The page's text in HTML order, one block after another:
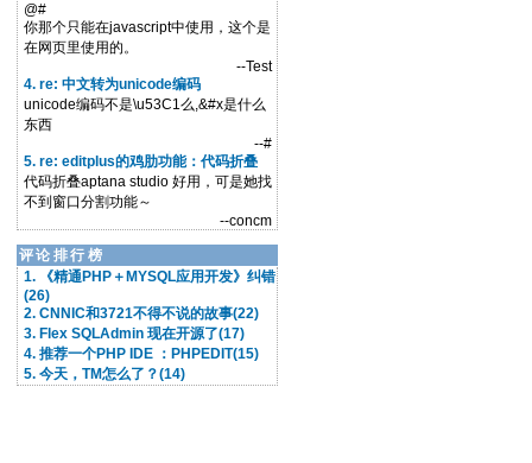
@#
你那个只能在javascript中使用，这个是
在网页里使用的。
--Test
4. re: 中文转为unicode编码
unicode编码不是\u53C1么,&#x是什么
东西
--#
5. re: editplus的鸡肋功能：代码折叠
代码折叠aptana studio 好用，可是她找
不到窗口分割功能～
--concm
评论排行榜
1. 《精通PHP＋MYSQL应用开发》纠错
(26)
2. CNNIC和3721不得不说的故事(22)
3. Flex SQLAdmin 现在开源了(17)
4. 推荐一个PHP IDE ：PHPEDIT(15)
5. 今天，TM怎么了？(14)